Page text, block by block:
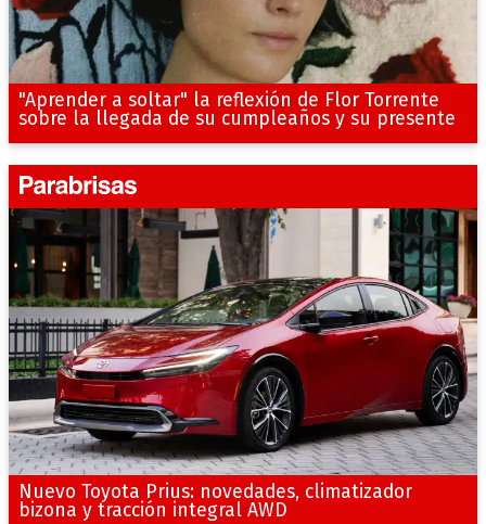
"Aprender a soltar" la reflexión de Flor Torrente
sobre la llegada de su cumpleaños y su presente
Nuevo Toyota Prius: novedades, climatizador
bizona y tracción integral AWD